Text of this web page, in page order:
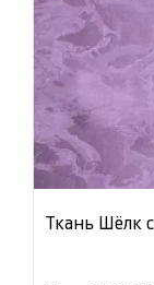
Ткань Шёлк